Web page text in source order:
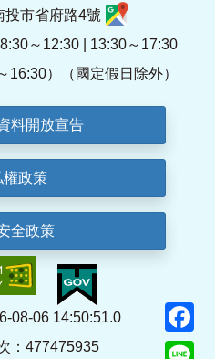
投市省府路4號
～12:30 | 13:30～17:30
16:30）（國定假日除外）
料開放宣告
權政策
全政策
08-06 14:50:51.0
：477475935